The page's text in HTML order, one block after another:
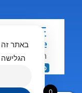
באתר